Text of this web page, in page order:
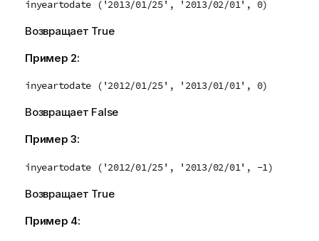
inyeartodate ('2013/01/25', '2013/02/01', 0)
Возвращает True
Пример 2:
inyeartodate ('2012/01/25', '2013/01/01', 0)
Возвращает False
Пример 3:
inyeartodate ('2012/01/25', '2013/02/01', -1)
Возвращает True
Пример 4: